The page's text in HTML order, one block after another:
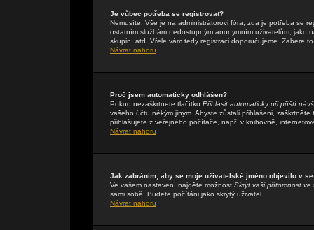
Je vůbec potřeba se registrovat?
Nemusíte. Vše je na administrátorovi fóra, zda je potřeba se
ostatním službám nedostupným anonymním uživatelům, jako
skupin, atd. Vřele vám tedy registraci doporučujeme. Zabere
Návrat nahoru
Proč jsem automaticky odhlášen?
Pokud nezaškrtnete tlačítko Přihlásit automaticky při příští
vašeho účtu někým jiným. Abyste zůstali přihlášeni,
přihlašujete z veřejného počítače, např. v knihovně,
Návrat nahoru
Jak zabráním, aby se moje uživatelské jméno objevilo v
Ve vašem nastavení najděte možnost Skrýt vaši přítomnost ve
sami sobě. Budete počítáni jako skrytý uživatel.
Návrat nahoru